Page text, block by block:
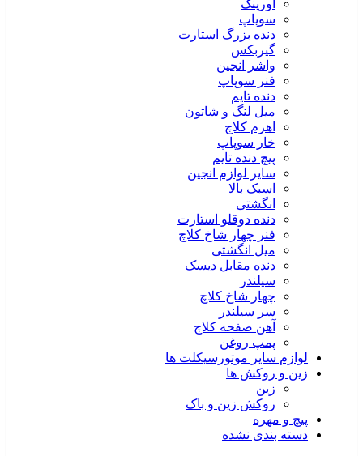
اورینگ
سوپاپ
دنده بزرگ استارت
گیربکس
واشر انجین
فنر سوپاپ
دنده تایم
میل لنگ و شاتون
اهرم کلاچ
خار سوپاپ
پیچ دنده تایم
سایر لوازم انجین
اسبک بالا
انگشتی
دنده دوقلو استارت
فنر چهار شاخ کلاچ
میل انگشتی
دنده مقابل دیسک
سیلندر
چهار شاخ کلاچ
سر سیلندر
آهن صفحه کلاچ
پمپ روغن
لوازم سایر موتورسیکلت ها
زین و روکش ها
زین
روکش زین و باک
پیچ و مهره
دسته بندی نشده